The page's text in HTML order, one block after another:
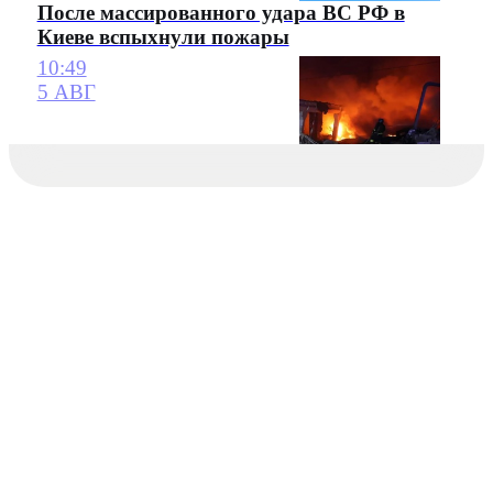
После массированного удара ВС РФ в
Киеве вспыхнули пожары
10:49
5 АВГ